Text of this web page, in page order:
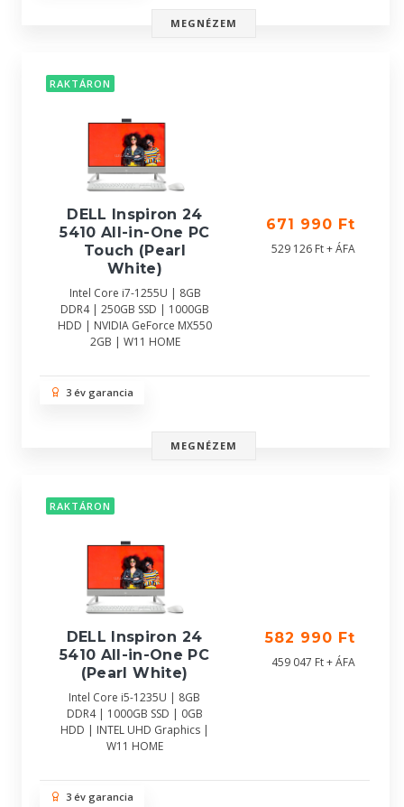
MEGNÉZEM
RAKTÁRON
DELL Inspiron 24
5410 All-in-One PC
Touch (Pearl
White)
Intel Core i7-1255U | 8GB
DDR4 | 250GB SSD | 1000GB
HDD | NVIDIA GeForce MX550
2GB | W11 HOME
671 990 Ft
529 126 Ft + ÁFA
3 év garancia
MEGNÉZEM
RAKTÁRON
DELL Inspiron 24
5410 All-in-One PC
(Pearl White)
Intel Core i5-1235U | 8GB
DDR4 | 1000GB SSD | 0GB
HDD | INTEL UHD Graphics |
W11 HOME
582 990 Ft
459 047 Ft + ÁFA
3 év garancia